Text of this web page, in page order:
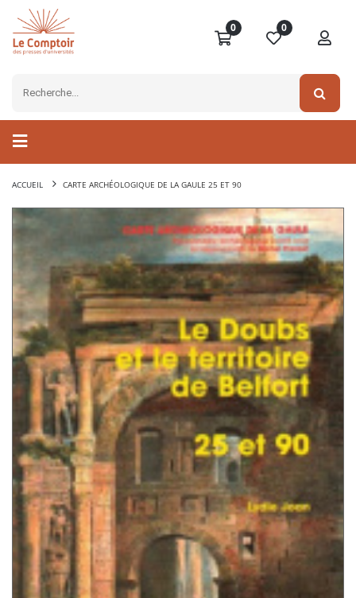
0 0
ACCUEIL CARTE ARCHÉOLOGIQUE DE LA GAULE 25 ET 90